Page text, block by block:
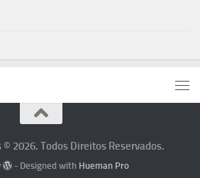
2026. Todos Direitos Reservados.
- Designed with Hueman Pro